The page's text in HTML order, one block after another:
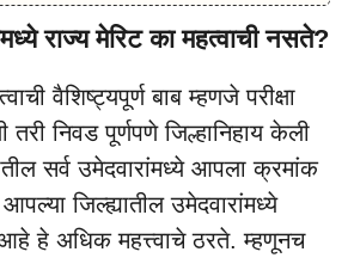
राज्य मेरिट का महत्वाची नसते?
वैशिष्ट्यपूर्ण बाब म्हणजे परीक्षा
तरी निवड पूर्णपणे जिल्हानिहाय केली
सर्व उमेदवारांमध्ये आपला क्रमांक
जिल्ह्यातील उमेदवारांमध्ये
हे अधिक महत्त्वाचे ठरते. म्हणूनच